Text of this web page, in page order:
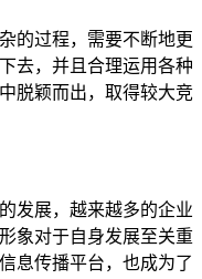
的过程，需要不断地更
去，并且合理运用各种
脱颖而出，取得较大竞
发展，越来越多的企业
象对于自身发展至关重
息传播平台，也成为了